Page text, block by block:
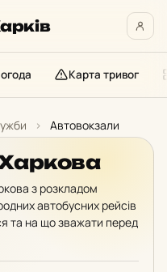
Карта тривог
› Автовокзали
з розкладом
автобусних рейсів
та на що зважати перед